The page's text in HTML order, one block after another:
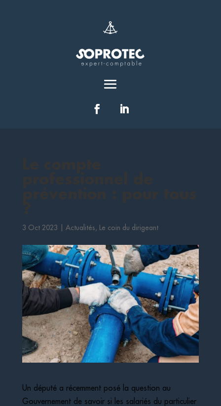
3 Oct 2023 Actualités , Le coin du dirigeant
Un député a récemment posé la question au
Gouvernement de savoir si les salariés du particulier